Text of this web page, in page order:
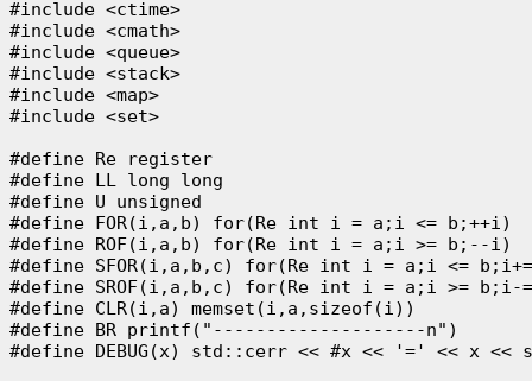
#include <ctime>
#include <cmath>
#include <queue>
#include <stack>
#include <map>
#include <set>
#define Re register
#define LL long long
#define U unsigned
#define FOR(i,a,b) for(Re int i = a;i <= b;++i)
#define ROF(i,a,b) for(Re int i = a;i >= b;--i)
#define SFOR(i,a,b,c) for(Re int i = a;i <=
#define SROF(i,a,b,c) for(Re int i = a;i >= b;i-
#define CLR(i,a) memset(i,a,sizeof(i))
#define BR printf("--------------------n")
#define DEBUG(x) std::cerr << #x << '=' << x <<